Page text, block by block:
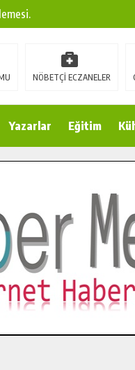
NÖBETÇİ ECZANELER
Yazarlar Eğitim